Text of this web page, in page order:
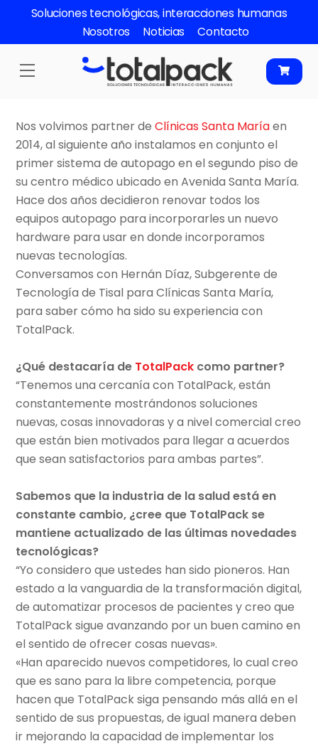
content
Soluciones tecnológicas, interacciones humanas
Nosotros
Noticias Contacto
Menu
Nos volvimos partner deClínicas Santa Maríaen
2014, al siguiente año instalamos en conjunto el
primer sistema de autopago en el segundo piso de
su centro médico ubicado en Avenida Santa María.
Hace dos años decidieron renovar todos los
equipos autopago para incorporarles un nuevo
hardware para usar en donde incorporamos
nuevas tecnologías.
Conversamos con Hernán Díaz, Subgerente de
Tecnología de Tisal para Clínicas Santa María,
para saber cómo ha sido su experiencia con
TotalPack.
¿Qué destacaría de TotalPack como partner?
“Tenemos una cercanía con TotalPack, están
constantemente mostrándonos soluciones
nuevas, cosas innovadoras y a nivel comercial creo
que están bien motivados para llegar a acuerdos
que sean satisfactorios para ambas partes”.
Sabemos que la industria de la salud está en
constante cambio, ¿cree que TotalPack se
mantiene actualizado de las últimas novedades
tecnológicas?
“Yo considero que ustedes han sido pioneros. Han
estado a la vanguardia de la transformación digital,
de automatizar procesos de pacientes y creo que
TotalPack sigue avanzando por un buen camino en
el sentido de ofrecer cosas nuevas».
«Han aparecido nuevos competidores, lo cual creo
que es sano para la libre competencia, porque
hacen que TotalPack siga pensando más allá en el
sentido de sus propuestas, de igual manera deben
ir mejorando la capacidad de implementar los